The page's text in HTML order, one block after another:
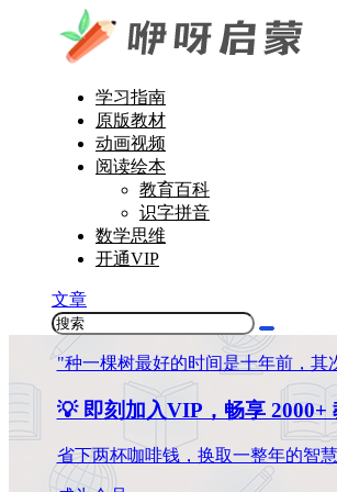
学习指南
原版教材
动画视频
阅读绘本
教育百科
识字拼音
数学思维
开通VIP
文章
"种一棵树最好的时间是十年前，其
💡 即刻加入VIP，畅享 2000+
省下两杯咖啡钱，换取一整年的智